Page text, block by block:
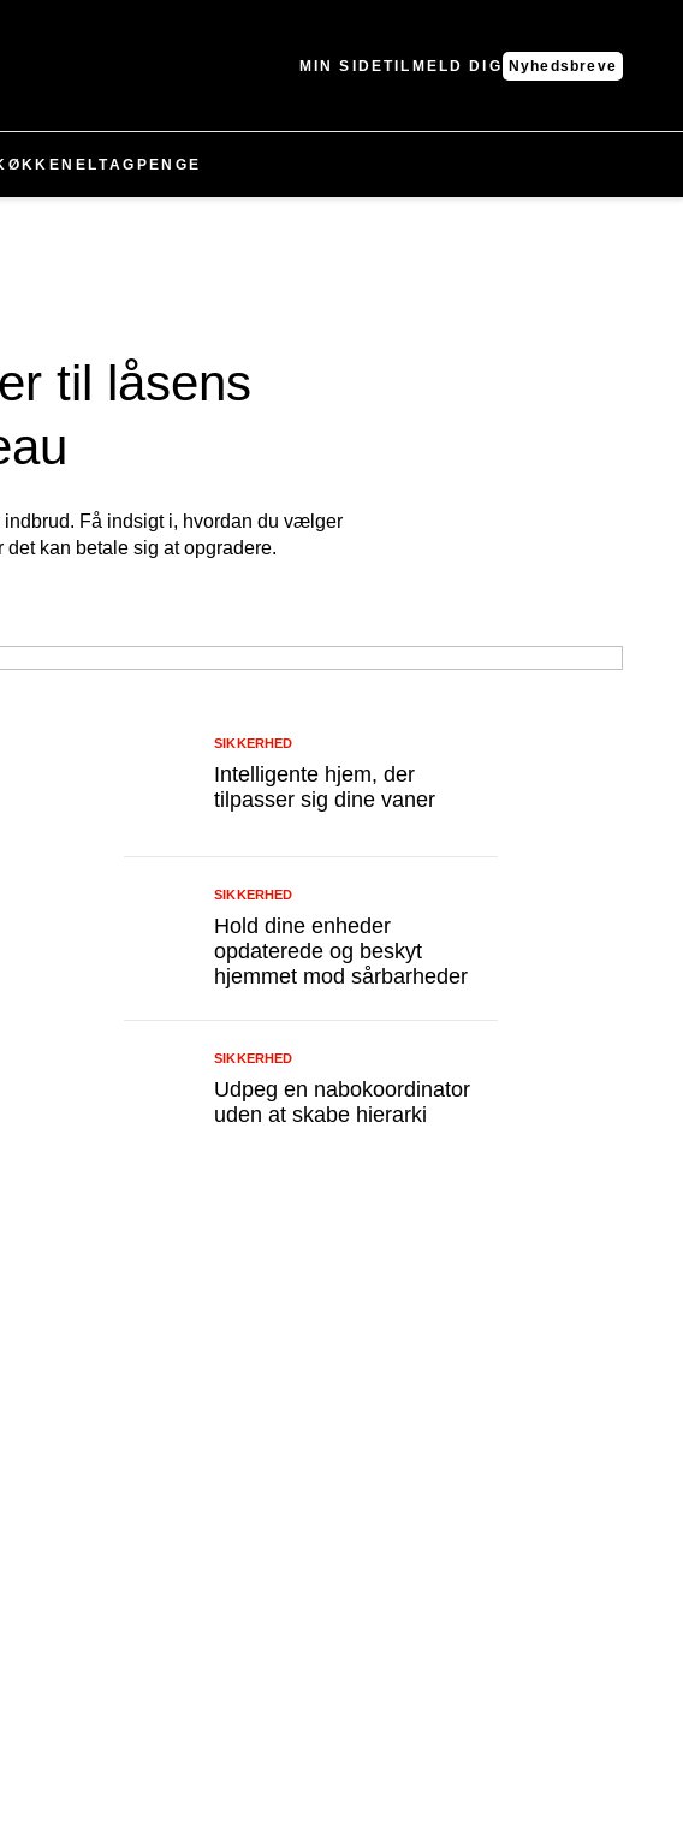
MIN SIDETILMELD DIG Nyhedsbreve
ELTAG PENGE
til låsens
Få indsigt i, hvordan du vælger
kan betale sig at opgradere.
Intelligente hjem, der
tilpasser sig dine vaner
SIKKERHED
Hold dine enheder
opdaterede og beskyt
hjemmet mod sårbarheder
SIKKERHED
Udpeg en nabokoordinator
uden at skabe hierarki
SIKKERHED